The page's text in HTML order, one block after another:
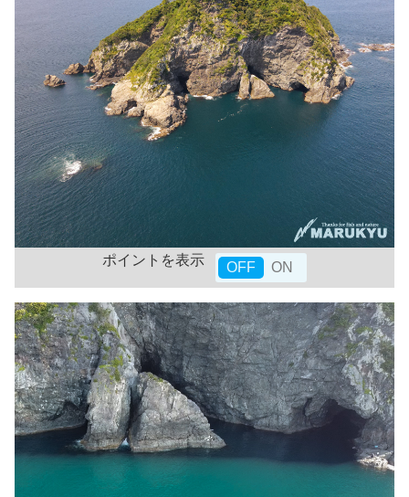
ポイントを表示